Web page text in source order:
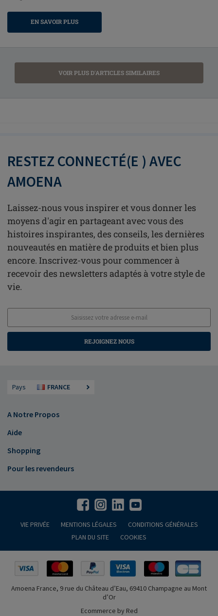
EN SAVOIR PLUS
VOIR PLUS D'ARTICLES SIMILAIRES
RESTEZ CONNECTÉ(E ) AVEC
AMOENA
Laissez-nous vous inspirer et vous donner les
moyens d'agir en partageant avec vous des
histoires inspirantes, des conseils, les dernières
nouveautés en matière de produits et bien plus
encore. Inscrivez-vous pour commencer à
recevoir des newsletters adaptés à votre style de
vie.
REJOIGNEZ NOUS
Pays FRANCE
A Notre Propos
Aide
Shopping
Pour les revendeurs
VIE PRIVÉE MENTIONS LÉGALES
CONDITIONS GÉNÉRALES
PLAN DU SITE
COOKIES
Amoena France, 9 rue du Château d’Eau, 69410 Champagne au Mont
d’Or
Ecommerce by Red